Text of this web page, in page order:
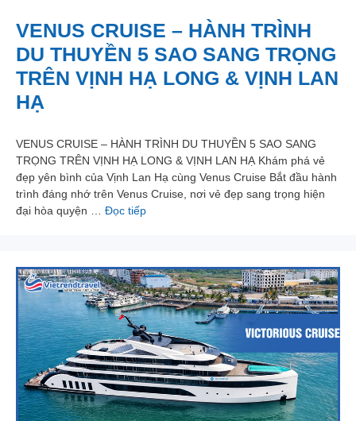
VENUS CRUISE – HÀNH TRÌNH
DU THUYỀN 5 SAO SANG TRỌNG
TRÊN VỊNH HẠ LONG & VỊNH LAN
HẠ
VENUS CRUISE – HÀNH TRÌNH DU THUYỀN 5 SAO SANG
TRỌNG TRÊN VỊNH HẠ LONG & VỊNH LAN HẠ Khám phá vẻ
đẹp yên bình của Vịnh Lan Hạ cùng Venus Cruise Bắt đầu hành
trình đáng nhớ trên Venus Cruise, nơi vẻ đẹp sang trọng hiện
đại hòa quyện … Đọc tiếp